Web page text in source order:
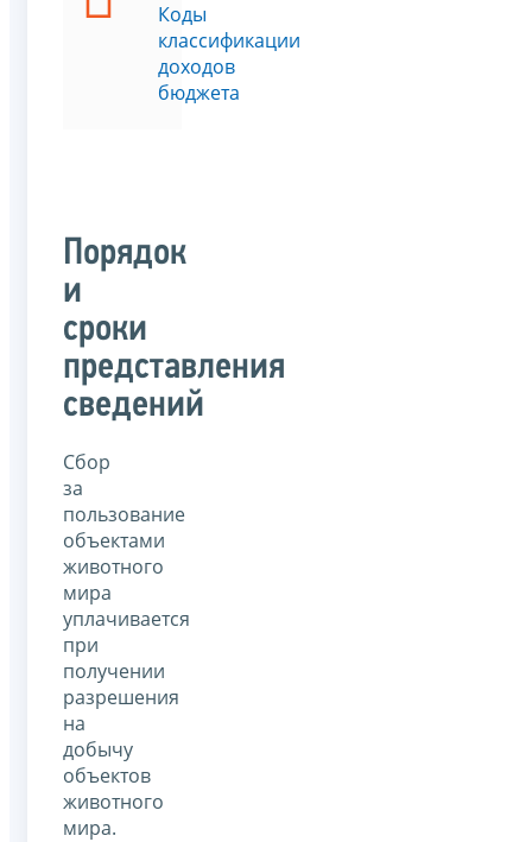
Коды
классификации
доходов
бюджета
Порядок
и
сроки
представления
сведений
Сбор
за
пользование
объектами
животного
мира
уплачивается
при
получении
разрешения
на
добычу
объектов
животного
мира.